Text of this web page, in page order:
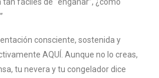
consciente, sostenida y
AQUÍ. Aunque no lo creas,
tu nevera y tu congelador dice